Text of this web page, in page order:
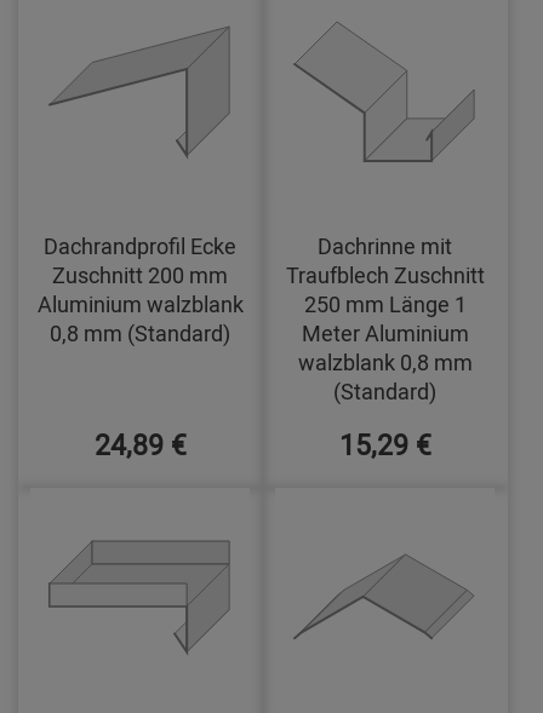
Dachrandprofil Ecke
Zuschnitt 200 mm
Aluminium walzblank
0,8 mm (Standard)
24,89 €
Dachrinne mit
Traufblech Zuschnitt
250 mm Länge 1
Meter Aluminium
walzblank 0,8 mm
(Standard)
15,29 €